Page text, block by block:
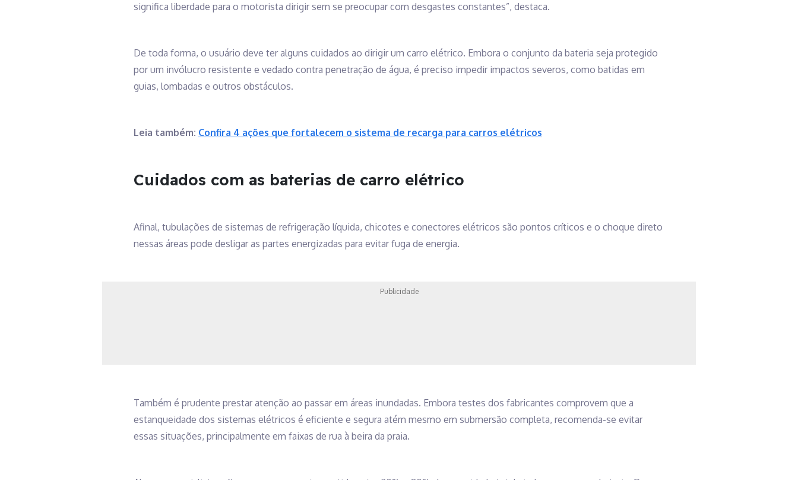
significa liberdade para o motorista dirigir sem se preocupar com desgastes constantes”, destaca.
De toda forma, o usuário deve ter alguns cuidados ao dirigir um carro elétrico. Embora o conjunto da bateria seja protegido
por um invólucro resistente e vedado contra penetração de água, é preciso impedir impactos severos, como batidas em
guias, lombadas e outros obstáculos.
Leia também: Confira 4 ações que fortalecem o sistema de recarga para carros elétricos
Cuidados com as baterias de carro elétrico
Afinal, tubulações de sistemas de refrigeração líquida, chicotes e conectores elétricos são pontos críticos e o choque direto
nessas áreas pode desligar as partes energizadas para evitar fuga de energia.
Publicidade
Também é prudente prestar atenção ao passar em áreas inundadas. Embora testes dos fabricantes comprovem que a
estanqueidade dos sistemas elétricos é eficiente e segura atém mesmo em submersão completa, recomenda-se evitar
essas situações, principalmente em faixas de rua à beira da praia.